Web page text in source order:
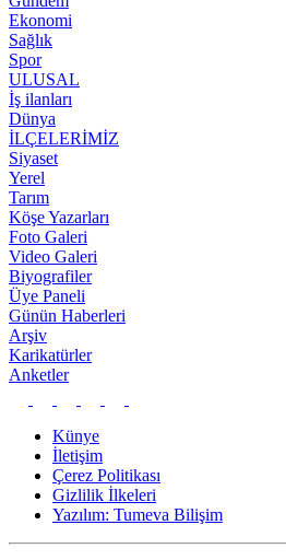
Ekonomi
Sağlık
Spor
ULUSAL
İş ilanları
Dünya
İLÇELERİMİZ
Siyaset
Yerel
Tarım
Köşe Yazarları
Foto Galeri
Video Galeri
Biyografiler
Üye Paneli
Günün Haberleri
Arşiv
Karikatürler
Anketler
Künye
İletişim
Çerez Politikası
Gizlilik İlkeleri
Yazılım: Tumeva Bilişim